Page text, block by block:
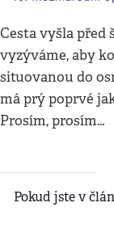
Cesta vyšla před
vyzýváme, aby
situovanou do
má prý poprvé
Prosím, prosím…
Pokud jste v